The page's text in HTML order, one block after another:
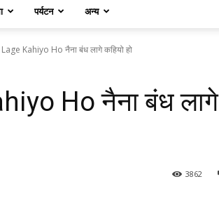
पर्यटन अन्य
Kahiyo Ho नैना बंध लागे कहियो हो
Ho नैना बंध लागे
3862